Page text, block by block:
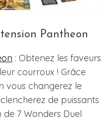
Pantheon
: Obtenez les faveurs
courroux ! Grâce
vous changerez le
de puissants
7 Wonders Duel